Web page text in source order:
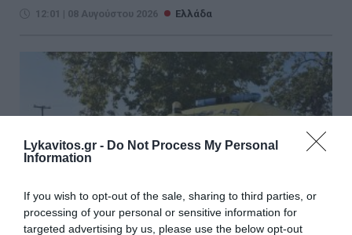
Lykavitos.gr - Do Not Process My Personal
Information
If you wish to opt-out of the sale, sharing to third parties, or
processing of your personal or sensitive information for
targeted advertising by us, please use the below opt-out
12:01 | 08 Αυγούστου 2026 Ελλάδα